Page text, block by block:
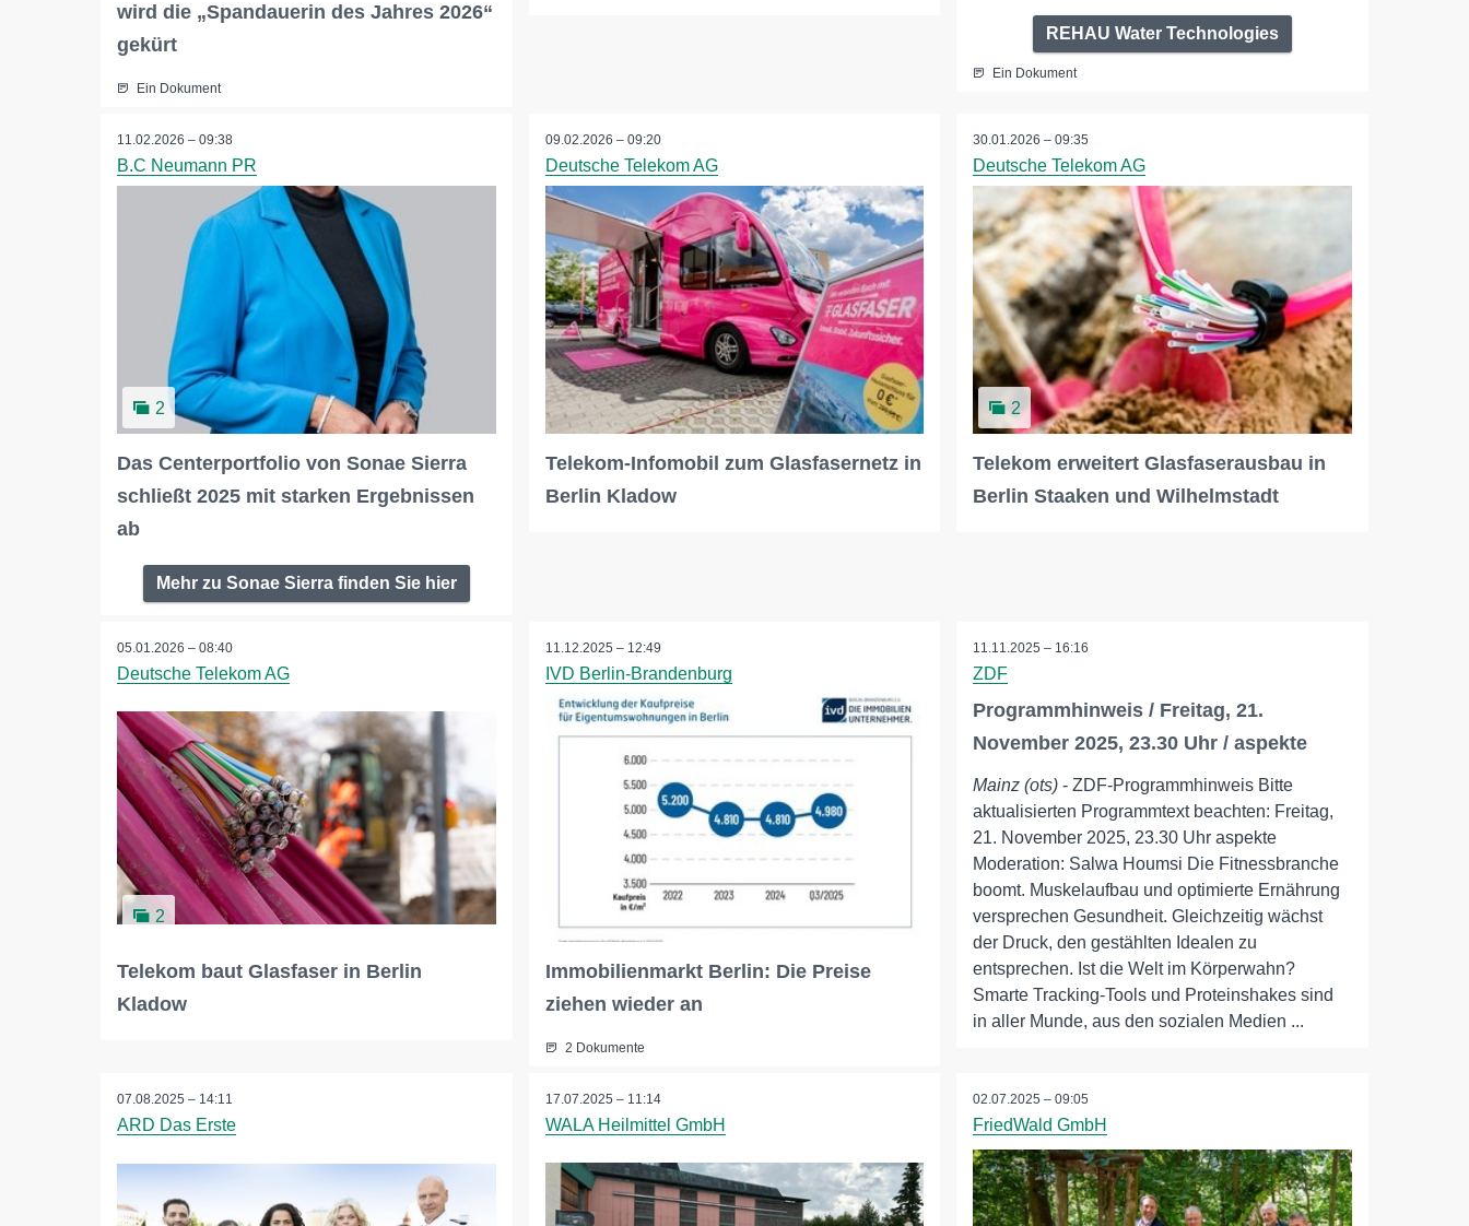
wird die „Spandauerin des Jahres 2026“
gekürt
Ein Dokument
REHAU Water Technologies
Ein Dokument
11.02.2026 – 09:38
B.C Neumann PR
2
Das Centerportfolio von Sonae Sierra
schließt 2025 mit starken Ergebnissen
ab
Mehr zu Sonae Sierra finden Sie hier
09.02.2026 – 09:20
Deutsche Telekom AG
Telekom-Infomobil zum Glasfasernetz in
Berlin Kladow
30.01.2026 – 09:35
Deutsche Telekom AG
2
Telekom erweitert Glasfaserausbau in
Berlin Staaken und Wilhelmstadt
05.01.2026 – 08:40
Deutsche Telekom AG
2
Telekom baut Glasfaser in Berlin
Kladow
11.12.2025 – 12:49
IVD Berlin-Brandenburg
Immobilienmarkt Berlin: Die Preise
ziehen wieder an
2 Dokumente
11.11.2025 – 16:16
ZDF
Programmhinweis / Freitag, 21.
November 2025, 23.30 Uhr / aspekte
Mainz (ots) - ZDF-Programmhinweis Bitte
aktualisierten Programmtext beachten: Freitag,
21. November 2025, 23.30 Uhr aspekte
Moderation: Salwa Houmsi Die Fitnessbranche
boomt. Muskelaufbau und optimierte Ernährung
versprechen Gesundheit. Gleichzeitig wächst
der Druck, den gestählten Idealen zu
entsprechen. Ist die Welt im Körperwahn?
Smarte Tracking-Tools und Proteinshakes sind
in aller Munde, aus den sozialen Medien ...
07.08.2025 – 14:11
ARD Das Erste
17.07.2025 – 11:14
WALA Heilmittel GmbH
02.07.2025 – 09:05
FriedWald GmbH